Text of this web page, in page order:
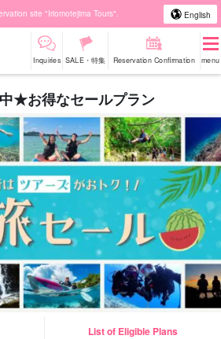
site "Iriomotejima Tours". English
Inquiries SALE・特集 Reservation Confirmation menu
★お得なセールプラン
List of Eligible Plans